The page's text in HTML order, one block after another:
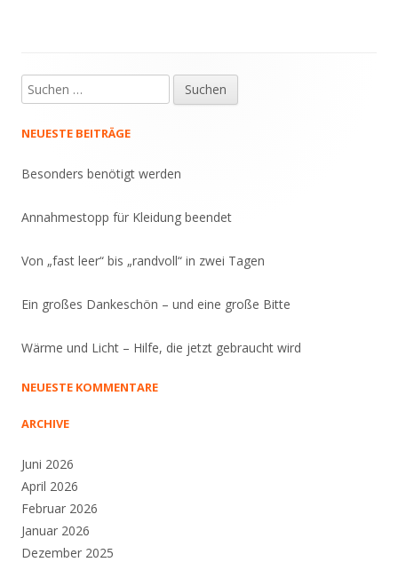
Haupt-
Seitenleiste
Suche
nach:
NEUESTE BEITRÄGE
Besonders benötigt werden
Annahmestopp für Kleidung beendet
Von „fast leer“ bis „randvoll“ in zwei Tagen
Ein großes Dankeschön – und eine große Bitte
Wärme und Licht – Hilfe, die jetzt gebraucht wird
NEUESTE KOMMENTARE
ARCHIVE
Juni 2026
April 2026
Februar 2026
Januar 2026
Dezember 2025